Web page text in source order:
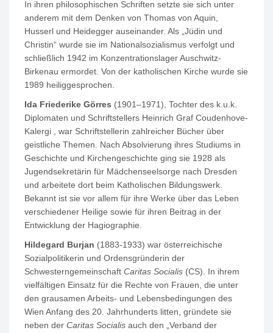
In ihren philosophischen Schriften setzte sie sich unter
anderem mit dem Denken von Thomas von Aquin,
Husserl und Heidegger auseinander. Als „Jüdin und
Christin“ wurde sie im Nationalsozialismus verfolgt und
schließlich 1942 im Konzentrationslager Auschwitz-
Birkenau ermordet. Von der katholischen Kirche wurde sie
1989 heiliggesprochen.
Ida Friederike Görres (1901–1971), Tochter des k.u.k.
Diplomaten und Schriftstellers Heinrich Graf Coudenhove-
Kalergi , war Schriftstellerin zahlreicher Bücher über
geistliche Themen. Nach Absolvierung ihres Studiums in
Geschichte und Kirchengeschichte ging sie 1928 als
Jugendsekretärin für Mädchenseelsorge nach Dresden
und arbeitete dort beim Katholischen Bildungswerk.
Bekannt ist sie vor allem für ihre Werke über das Leben
verschiedener Heilige sowie für ihren Beitrag in der
Entwicklung der Hagiographie.
Hildegard Burjan (1883-1933) war österreichische
Sozialpolitikerin und Ordensgründerin der
Schwesterngemeinschaft Caritas Socialis (CS). In ihrem
vielfältigen Einsatz für die Rechte von Frauen, die unter
den grausamen Arbeits- und Lebensbedingungen des
Wien Anfang des 20. Jahrhunderts litten, gründete sie
neben der Caritas Socialis auch den „Verband der